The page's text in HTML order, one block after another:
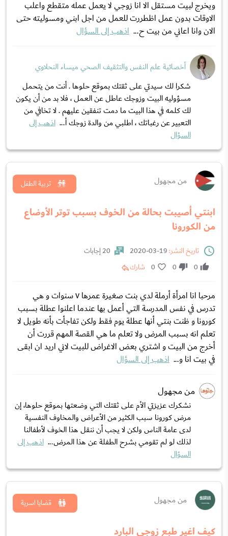
ويخرج لبيت مستقل الا انا زوجي لا يعمل عمله متقطع واعلب
الاوقات بدون عمل اظطررت للعمل من اجل ابني ومسوليته حتى
الان وانا اعاني من بيت ح... اذهب إلى السؤال
أخصائية علم النفس والتثقيف الصحي ميساء النحلاوي
شكرا لك سيدتي على ثقتك بموقع حلوها . أنت من يتحمل
مسؤوليه البيت وزوجك عاطل عن العمل ، فلا بد من أن يكون
لك كلمه في هذا البيت ما دمت تنفقين عليهم . لا تخافي من
التعبير عن رغباتك ، اطلبي من والدة زوجك أ... اذهب إلى
السؤال
من مجهول
ابنتي أصيبت بحالة من الخوف بسبب توتر الأوضاع
من الكورونا
تربية الطفل
تاريخ النشر:
20 إجابات
0
0
0 شارك
مرحبا انا امرأة أرملة لدي بنت صغيرة عمرها ٧ سنوات و هي
تدرس في نفس المدرسة التي أعمل بها عندما اعلنوا عطلة بسبب
كورونا و ظنت بنتي أنها عطلة يوم فقط ولكن تفاجأت بأنه طويل لا
تعلم انه بسبب المرض ولا تعلم ما هي القصة المهم قررت أن
أخرج من البيت و اشتري بعض الاغراض للبيت لاني اريد ان ابقى
في بيت انا و... اذهب إلى السؤال
من مجهول
نشكرك عزيزتي الأم على ثقتك التي وضعتها بموقع حلوها، إن
مرض كورونا سبب الكثير من الأعراض والمخاوف النفسية
لدى عامة الناس ولكن لا يجب أن ننقل هذا الخوف لأطفالنا
لذلك لو لم تقومي بشرح الطفلة عن هذا المرض... اذهب إلى
السؤال
من مجهول
كيف اغير طبع زوجي البارد
قضايا اسرية